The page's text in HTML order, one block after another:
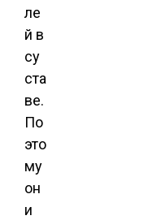
ле
й в
су
ста
ве.
По
это
му
он
и